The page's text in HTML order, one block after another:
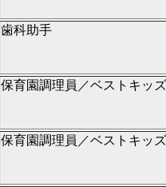
歯科助手
保育園調理員／ベストキッ
保育園調理員／ベストキッ